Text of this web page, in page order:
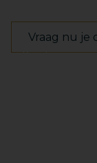
Vraag nu je
Keukens